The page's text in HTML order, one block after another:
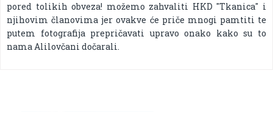
pored tolikih obveza! možemo zahvaliti HKD "Tkanica" i
njihovim članovima jer ovakve će priče mnogi pamtiti te
putem fotografija prepričavati upravo onako kako su to
nama Alilovčani dočarali.